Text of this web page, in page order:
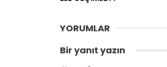
YORUMLAR
Bir yanıt yazın